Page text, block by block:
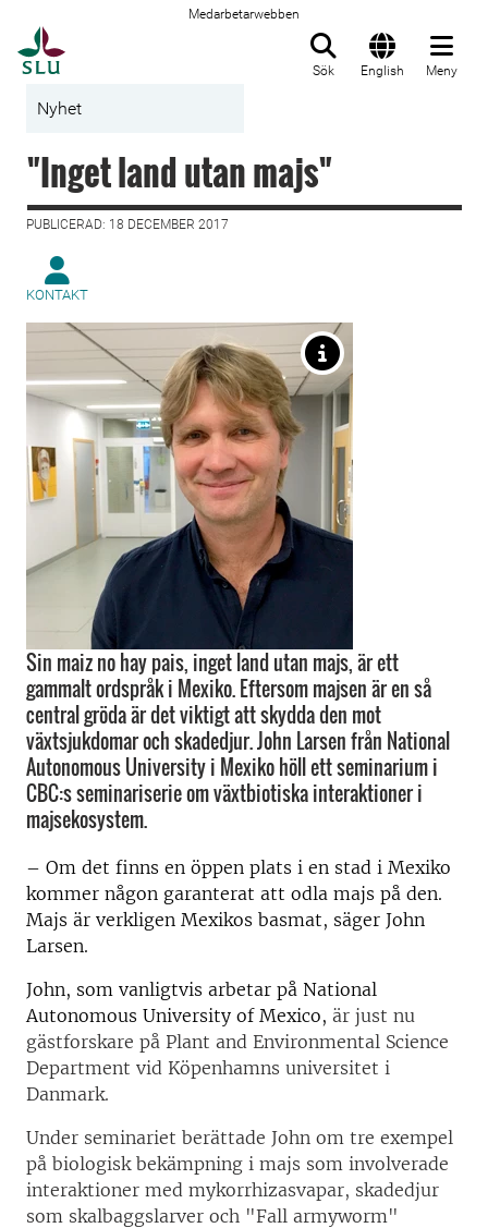
Medarbetarwebben
Sök English Meny
Nyhet
"Inget land utan majs"
PUBLICERAD: 18 DECEMBER 2017
KONTAKT
Sin maiz no hay pais, inget land utan majs, är ett
gammalt ordspråk i Mexiko. Eftersom majsen är en så
central gröda är det viktigt att skydda den mot
växtsjukdomar och skadedjur. John Larsen från National
Autonomous University i Mexiko höll ett seminarium i
CBC:s seminariserie om växtbiotiska interaktioner i
majsekosystem.
– Om det finns en öppen plats i en stad i Mexiko
kommer någon garanterat att odla majs på den.
Majs är verkligen Mexikos basmat, säger John
Larsen.
John, som vanligtvis arbetar på National
Autonomous University of Mexico, är just nu
gästforskare på Plant and Environmental Science
Department vid Köpenhamns universitet i
Danmark.
Under seminariet berättade John om tre exempel
på biologisk bekämpning i majs som involverade
interaktioner med mykorrhizasvapar, skadedjur
som skalbaggslarver och "Fall armyworm"